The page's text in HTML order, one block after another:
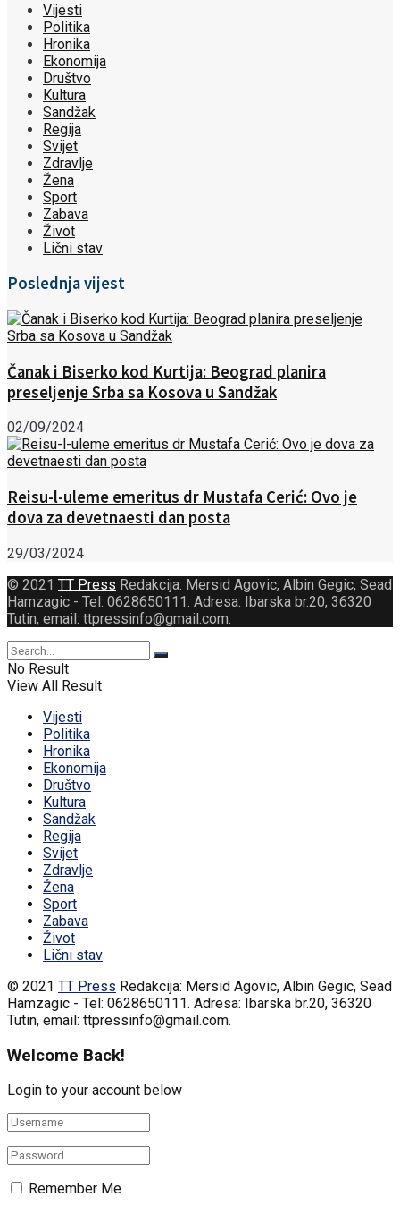
Vijesti
Politika
Hronika
Ekonomija
Društvo
Kultura
Sandžak
Regija
Svijet
Zdravlje
Žena
Sport
Zabava
Život
Lični stav
Poslednja vijest
Čanak i Biserko kod Kurtija: Beograd planira
preseljenje Srba sa Kosova u Sandžak
02/09/2024
Reisu-l-uleme emeritus dr Mustafa Cerić: Ovo je
dova za devetnaesti dan posta
29/03/2024
© 2021 TT Press Redakcija: Mersid Agovic, Albin Gegic, Sead
Hamzagic - Tel: 0628650111. Adresa: Ibarska br.20, 36320
Tutin, email: ttpressinfo@gmail.com.
No Result
View All Result
Vijesti
Politika
Hronika
Ekonomija
Društvo
Kultura
Sandžak
Regija
Svijet
Zdravlje
Žena
Sport
Zabava
Život
Lični stav
© 2021 TT Press Redakcija: Mersid Agovic, Albin Gegic, Sead
Hamzagic - Tel: 0628650111. Adresa: Ibarska br.20, 36320
Tutin, email: ttpressinfo@gmail.com.
Welcome Back!
Login to your account below
Remember Me